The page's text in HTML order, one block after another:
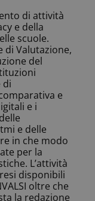
di attività
e della
scuole.
di Valutazione,
del
di
e
e i
e delle
in che modo
per la
L’attività
disponibili
oltre che
la redazione